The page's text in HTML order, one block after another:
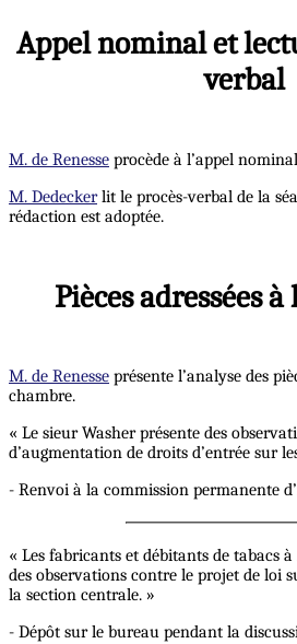
Appel nominal et
verbal
M. de Renesse procède à l’appel
M. Dedeckerlit le procès-verbal de la
rédaction est adoptée.
Pièces adressées
M. de Renesse présente l’analyse des
chambre.
« Le sieur Washer présente des
d’augmentation de droits d’entrée sur
- Renvoi à la commission permanente
« Les fabricants et débitants de tabacs
des observations contre le projet de loi
la section centrale. »
- Dépôt sur le bureau pendant la